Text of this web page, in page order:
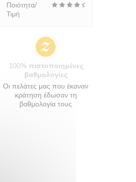
Ποιότητα/
Τιμή
100% πιστοποιημένες
βαθμολογίες
Οι πελάτες μας που έκαναν
κράτηση έδωσαν τη
βαθμολογία τους